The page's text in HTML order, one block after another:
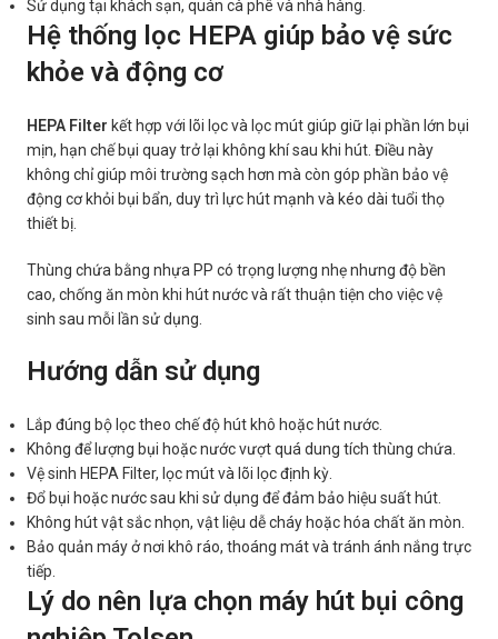
Sử dụng tại khách sạn, quán cà phê và nhà hàng.
Hệ thống lọc HEPA giúp bảo vệ sức
khỏe và động cơ
HEPA Filter kết hợp với lõi lọc và lọc mút giúp giữ lại phần lớn bụi
mịn, hạn chế bụi quay trở lại không khí sau khi hút. Điều này
không chỉ giúp môi trường sạch hơn mà còn góp phần bảo vệ
động cơ khỏi bụi bẩn, duy trì lực hút mạnh và kéo dài tuổi thọ
thiết bị.
Thùng chứa bằng nhựa PP có trọng lượng nhẹ nhưng độ bền
cao, chống ăn mòn khi hút nước và rất thuận tiện cho việc vệ
sinh sau mỗi lần sử dụng.
Hướng dẫn sử dụng
Lắp đúng bộ lọc theo chế độ hút khô hoặc hút nước.
Không để lượng bụi hoặc nước vượt quá dung tích thùng chứa.
Vệ sinh HEPA Filter, lọc mút và lõi lọc định kỳ.
Đổ bụi hoặc nước sau khi sử dụng để đảm bảo hiệu suất hút.
Không hút vật sắc nhọn, vật liệu dễ cháy hoặc hóa chất ăn mòn.
Bảo quản máy ở nơi khô ráo, thoáng mát và tránh ánh nắng trực
tiếp.
Lý do nên lựa chọn máy hút bụi công